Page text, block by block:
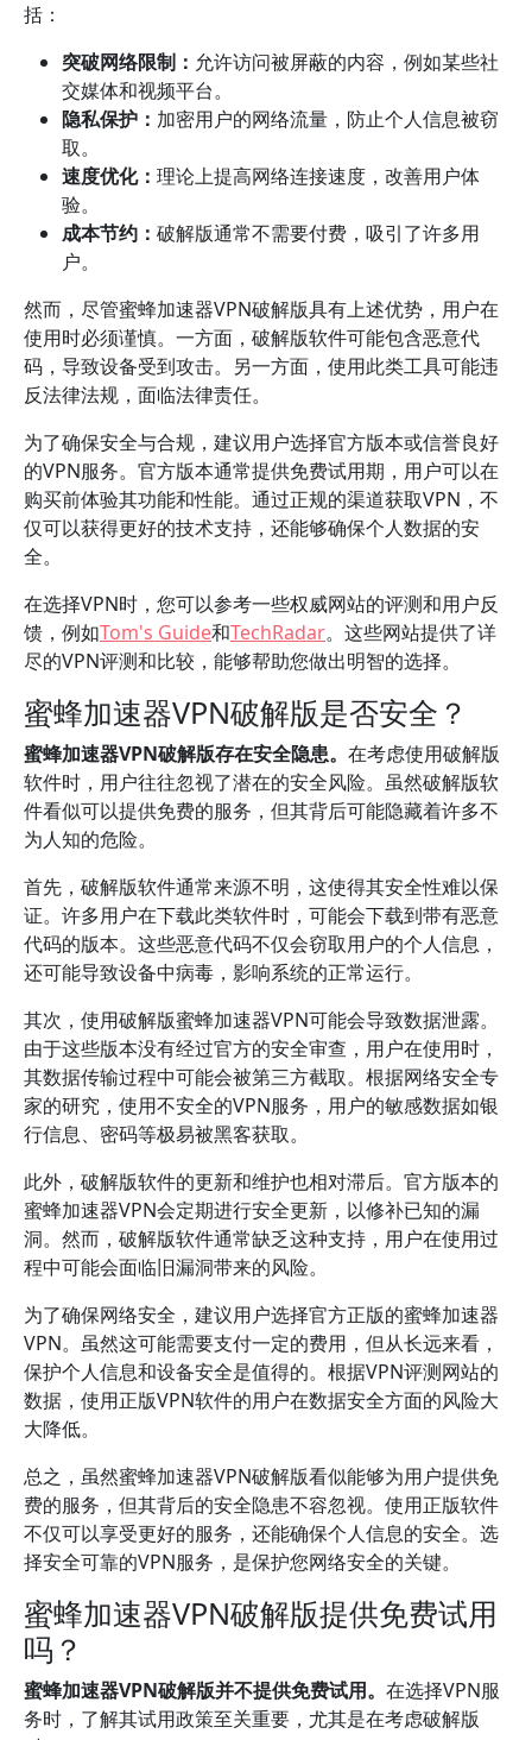
括：
突破网络限制： 允许访问被屏蔽的内容，例如某些社
交媒体和视频平台。
隐私保护： 加密用户的网络流量，防止个人信息被窃
取。
速度优化： 理论上提高网络连接速度，改善用户体
验。
成本节约： 破解版通常不需要付费，吸引了许多用
户。
然而，尽管蜜蜂加速器VPN破解版具有上述优势，用户在
使用时必须谨慎。一方面，破解版软件可能包含恶意代
码，导致设备受到攻击。另一方面，使用此类工具可能违
反法律法规，面临法律责任。
为了确保安全与合规，建议用户选择官方版本或信誉良好
的VPN服务。官方版本通常提供免费试用期，用户可以在
购买前体验其功能和性能。通过正规的渠道获取VPN，不
仅可以获得更好的技术支持，还能够确保个人数据的安
全。
在选择VPN时，您可以参考一些权威网站的评测和用户反
馈，例如Tom's Guide和TechRadar。这些网站提供了详
尽的VPN评测和比较，能够帮助您做出明智的选择。
蜜蜂加速器VPN破解版是否安全？
蜜蜂加速器VPN破解版存在安全隐患。 在考虑使用破解版
软件时，用户往往忽视了潜在的安全风险。虽然破解版软
件看似可以提供免费的服务，但其背后可能隐藏着许多不
为人知的危险。
首先，破解版软件通常来源不明，这使得其安全性难以保
证。许多用户在下载此类软件时，可能会下载到带有恶意
代码的版本。这些恶意代码不仅会窃取用户的个人信息，
还可能导致设备中病毒，影响系统的正常运行。
其次，使用破解版蜜蜂加速器VPN可能会导致数据泄露。
由于这些版本没有经过官方的安全审查，用户在使用时，
其数据传输过程中可能会被第三方截取。根据网络安全专
家的研究，使用不安全的VPN服务，用户的敏感数据如银
行信息、密码等极易被黑客获取。
此外，破解版软件的更新和维护也相对滞后。官方版本的
蜜蜂加速器VPN会定期进行安全更新，以修补已知的漏
洞。然而，破解版软件通常缺乏这种支持，用户在使用过
程中可能会面临旧漏洞带来的风险。
为了确保网络安全，建议用户选择官方正版的蜜蜂加速器
VPN。虽然这可能需要支付一定的费用，但从长远来看，
保护个人信息和设备安全是值得的。根据VPN评测网站的
数据，使用正版VPN软件的用户在数据安全方面的风险大
大降低。
总之，虽然蜜蜂加速器VPN破解版看似能够为用户提供免
费的服务，但其背后的安全隐患不容忽视。使用正版软件
不仅可以享受更好的服务，还能确保个人信息的安全。选
择安全可靠的VPN服务，是保护您网络安全的关键。
蜜蜂加速器VPN破解版提供免费试用
吗？
蜜蜂加速器VPN破解版并不提供免费试用。 在选择VPN服
务时，了解其试用政策至关重要，尤其是在考虑破解版